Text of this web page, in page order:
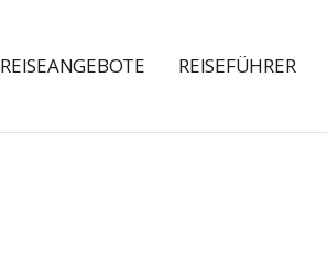
REISEFÜHRER
REISEANGEBOTE